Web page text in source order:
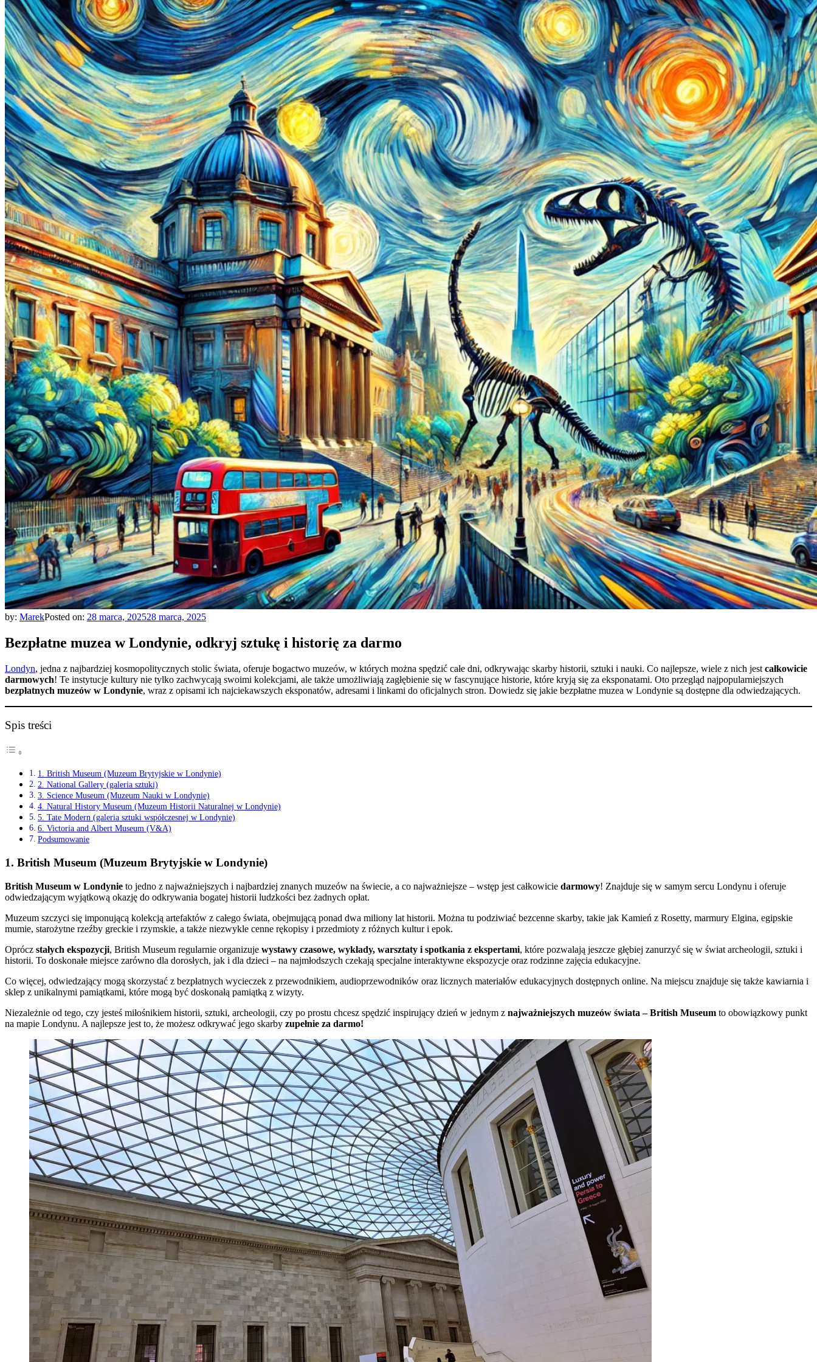
by: MarekPosted on: 28 marca, 202528 marca, 2025
Bezpłatne muzea w Londynie, odkryj sztukę i historię za darmo
Londyn, jedna z najbardziej kosmopolitycznych stolic świata, oferuje bogactwo muzeów, w których można spędzić całe dni, odkrywając skarby historii, sztuki i nauki. Co najlepsze, wiele z nich jest całkowicie
darmowych! Te instytucje kultury nie tylko zachwycają swoimi kolekcjami, ale także umożliwiają zagłębienie się w fascynujące historie, które kryją się za eksponatami. Oto przegląd najpopularniejszych
bezpłatnych muzeów w Londynie, wraz z opisami ich najciekawszych eksponatów, adresami i linkami do oficjalnych stron. Dowiedz się jakie bezpłatne muzea w Londynie są dostępne dla odwiedzających.
Spis treści
1. British Museum (Muzeum Brytyjskie w Londynie)
2. National Gallery (galeria sztuki)
3. Science Museum (Muzeum Nauki w Londynie)
4. Natural History Museum (Muzeum Historii Naturalnej w Londynie)
5. Tate Modern (galeria sztuki współczesnej w Londynie)
6. Victoria and Albert Museum (V&A)
Podsumowanie
1. British Museum (Muzeum Brytyjskie w Londynie)
British Museum w Londynie to jedno z najważniejszych i najbardziej znanych muzeów na świecie, a co najważniejsze – wstęp jest całkowicie darmowy! Znajduje się w samym sercu Londynu i oferuje
odwiedzającym wyjątkową okazję do odkrywania bogatej historii ludzkości bez żadnych opłat.
Muzeum szczyci się imponującą kolekcją artefaktów z całego świata, obejmującą ponad dwa miliony lat historii. Można tu podziwiać bezcenne skarby, takie jak Kamień z Rosetty, marmury Elgina, egipskie
mumie, starożytne rzeźby greckie i rzymskie, a także niezwykle cenne rękopisy i przedmioty z różnych kultur i epok.
Oprócz stałych ekspozycji, British Museum regularnie organizuje wystawy czasowe, wykłady, warsztaty i spotkania z ekspertami, które pozwalają jeszcze głębiej zanurzyć się w świat archeologii, sztuki i
historii. To doskonałe miejsce zarówno dla dorosłych, jak i dla dzieci – na najmłodszych czekają specjalne interaktywne ekspozycje oraz rodzinne zajęcia edukacyjne.
Co więcej, odwiedzający mogą skorzystać z bezpłatnych wycieczek z przewodnikiem, audioprzewodników oraz licznych materiałów edukacyjnych dostępnych online. Na miejscu znajduje się także kawiarnia i
sklep z unikalnymi pamiątkami, które mogą być doskonałą pamiątką z wizyty.
Niezależnie od tego, czy jesteś miłośnikiem historii, sztuki, archeologii, czy po prostu chcesz spędzić inspirujący dzień w jednym z najważniejszych muzeów świata – British Museum to obowiązkowy punkt
na mapie Londynu. A najlepsze jest to, że możesz odkrywać jego skarby zupełnie za darmo!